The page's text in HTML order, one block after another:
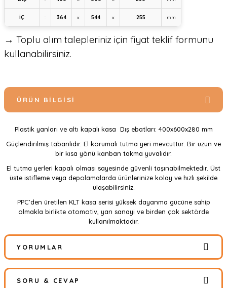
İÇ : 364 x 544 x 255 mm
→ Toplu alım talepleriniz için fiyat teklif formunu
kullanabilirsiniz.
ÜRÜN BILGISI
Plastik yanları ve altı kapalı kasa Dış ebatları: 400x600x280 mm
Güçlendirilmiş tabanlıdır. El korumalı tutma yeri mevcuttur. Bir uzun ve
bir kısa yönü kanban takma yuvalıdır.
El tutma yerleri kapalı olması sayesinde güvenli taşınabilmektedir. Üst
üste istifleme veya depolamalarda ürünlerinize kolay ve hızlı şekilde
ulaşabilirsiniz.
PPC’den üretilen KLT kasa serisi yüksek dayanma gücüne sahip
olmakla birlikte otomotiv, yan sanayi ve birden çok sektörde
kullanılmaktadır.
YORUMLAR
SORU & CEVAP